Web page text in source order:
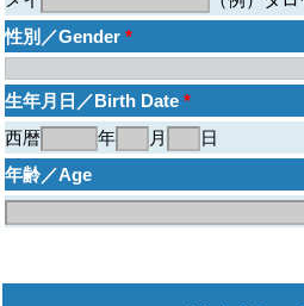
性別／Gender *
生年月日／Birth Date *
西暦
年 月
日
年齢／Age